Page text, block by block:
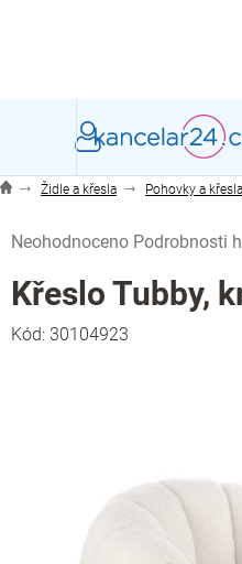
Židle a křesla Pohovky a křesla
hodnocení
produktu
je
0,0
Neohodnoceno Podrobnosti
Křeslo Tubby,
Kód: 30104923